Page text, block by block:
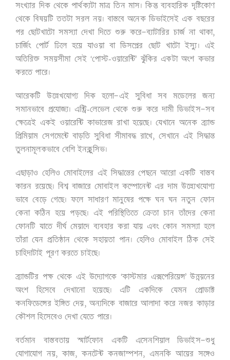
সংখ্যার দিক থেকে পার্থক্যটা মাত্র তিন মাস। কিন্তু ব্যবহারিক দৃষ্টিকোণ
থেকে বিষয়টি ততটা সরল নয়। বাস্তবে অনেক ডিভাইসেই এক বছরের
পর ছোটখাটো সমস্যা দেখা দিতে শুরু করে—ব্যাটারির চার্জ না থাকা,
চার্জিং পোর্ট ঢিলে হয়ে যাওয়া বা ডিসপ্লের ছোট খাটো ইস্যু। এই
অতিরিক্ত সময়সীমা সেই ‘পোস্ট-ওয়ারেন্টি’ ঝুঁকির একটা অংশ কভার
করতে পারে।
আরেকটি উল্লেখযোগ্য দিক হলো—এই সুবিধা সব মডেলের জন্য
সমানভাবে প্রযোজ্য। এন্ট্রি-লেভেল থেকে শুরু করে দামী ডিভাইস—সব
ক্ষেত্রেই একই ওয়ারেন্টি কাভারেজ রাখা হয়েছে। যেখানে অনেক ব্র্যান্ড
প্রিমিয়াম সেগমেন্টে বাড়তি সুবিধা সীমাবদ্ধ রাখে, সেখানে এই সিদ্ধান্ত
তুলনামূলকভাবে বেশি ইনক্লুসিভ।
এছাড়াও হেলিও মোবাইলের এই সিদ্ধান্তের পেছনে আরো একটি বাস্তব
কারন রয়েছে। বিশ্ব বাজারে মোবাইল কম্পোনেন্ট এর দাম উল্ল্যেখযোগ্য
ভাবে বেড়ে গেছে। ফলে সাধারণ মানুষের পক্ষে ঘন ঘন নতুন ফোন
কেনা কঠিন হয়ে পড়ছে। এই পরিস্থিতিতে ক্রেতা চান তাঁদের কেনা
ফোনটি যাতে দীর্ঘ মেয়াদে ব্যবহার করা যায় এবং কোন সমস্যা হলে
তাঁরা যেন প্রতিষ্ঠান থেকে সহায়তা পান। হেলিও মোবাইল ঠিক সেই
চাহিদাটাই পূরণ করতে চাইছে।
ব্র্যান্ডটির পক্ষ থেকে এই উদ্যোগকে ‘কাস্টমার এক্সপেরিয়েন্স’ উন্নয়নের
অংশ হিসেবে দেখানো হয়েছে। এটি একদিকে যেমন প্রোডাক্ট
কনফিডেন্সের ইঙ্গিত দেয়, অন্যদিকে বাজারে আলাদা করে নজর কাড়ার
কৌশল হিসেবেও দেখা যেতে পারে।
বর্তমান বাস্তবতায় স্মার্টফোন একটি এসেনশিয়াল ডিভাইস—শুধু
যোগাযোগ নয়, কাজ, কনটেন্ট কনজাম্পশন, এমনকি আয়ের সঙ্গেও